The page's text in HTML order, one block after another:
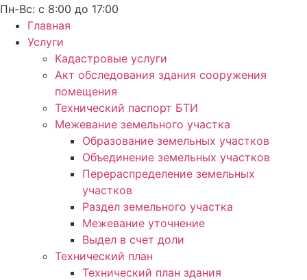
Пн-Вс: с 8:00 до 17:00
Главная
Услуги
Кадастровые услуги
Акт обследования здания сооружения
помещения
Технический паспорт БТИ
Межевание земельного участка
Образование земельных участков
Объединение земельных участков
Перераспределение земельных
участков
Раздел земельного участка
Межевание уточнение
Выдел в счет доли
Технический план
Технический план здания